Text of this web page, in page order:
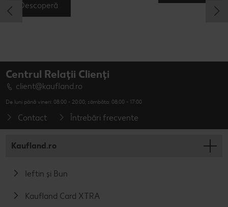
Descoperă
Centrul Relații Clienți
client@kaufland.ro
De luni până vineri: 08:00 - 20:00; sâmbăta: 08:00 - 17:00
Contact Întrebări frecvente
Kaufland.ro
Ieftin și Bun
Kaufland Card XTRA